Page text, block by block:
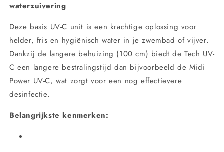
waterzuivering
Deze basis UV-C unit is een krachtige oplossing voor
helder, fris en hygiënisch water in je zwembad of vijver.
Dankzij de langere behuizing (100 cm) biedt de Tech UV-
C een langere bestralingstijd dan bijvoorbeeld de Midi
Power UV-C, wat zorgt voor een nog effectievere
desinfectie.
Belangrijkste kenmerken: